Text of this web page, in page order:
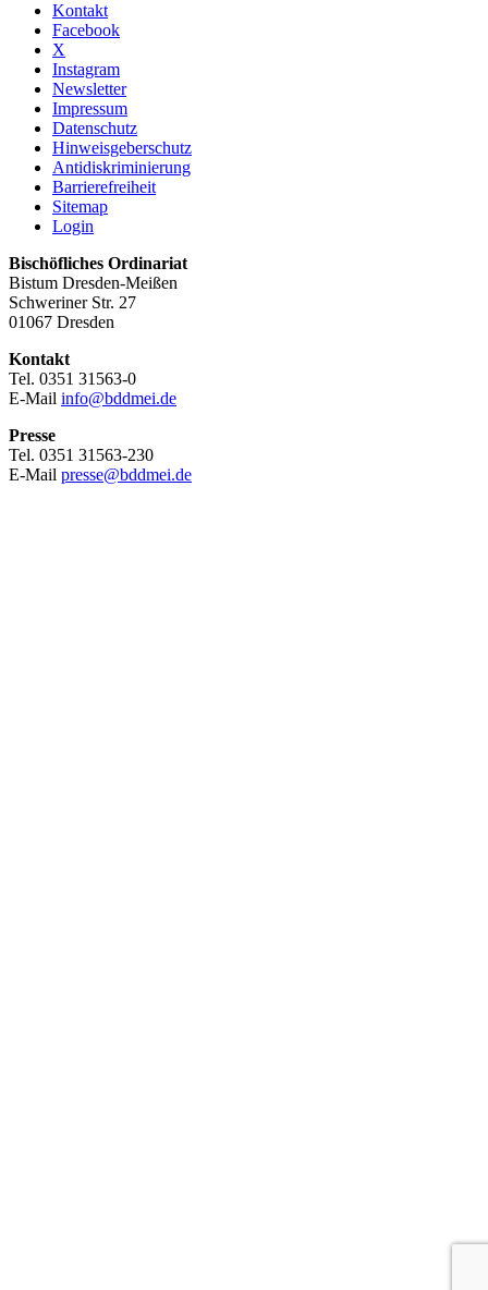
Kontakt
Facebook
X
Instagram
Newsletter
Impressum
Datenschutz
Hinweisgeberschutz
Antidiskriminierung
Barrierefreiheit
Sitemap
Login
Bischöfliches Ordinariat
Bistum Dresden-Meißen
Schweriner Str. 27
01067 Dresden
Kontakt
Tel. 0351 31563-0
E-Mail info@bddmei.de
Presse
Tel. 0351 31563-230
E-Mail presse@bddmei.de